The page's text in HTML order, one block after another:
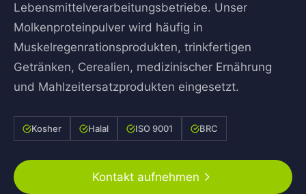
Lebensmittelverarbeitungsbetriebe. Unser
Molkenproteinpulver wird häufig in
Muskelregenrationsprodukten, trinkfertigen
Getränken, Cerealien, medizinischer Ernährung
und Mahlzeitersatzprodukten eingesetzt.
Kosher Halal ISO 9001 BRC
Kontakt aufnehmen